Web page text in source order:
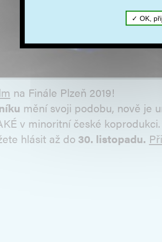
na Finále Plzeň 2019!
mění svoji podobu, nově je
v minoritní české
hlásit až do 30. listopadu.
OK,